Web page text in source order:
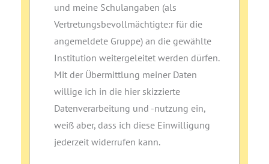
und meine Schulangaben (als
Vertretungsbevollmächtigte:r für die
angemeldete Gruppe) an die gewählte
Institution weitergeleitet werden dürfen.
Mit der Übermittlung meiner Daten
willige ich in die hier skizzierte
Datenverarbeitung und ‑nutzung ein,
weiß aber, dass ich diese Einwilligung
jederzeit widerrufen kann.